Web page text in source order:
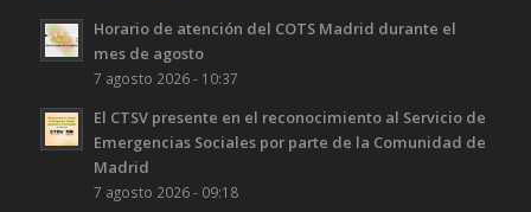
Horario de atención del COTS Madrid durante el
mes de agosto
7 agosto 2026 - 10:37
El CTSV presente en el reconocimiento al Servicio de
Emergencias Sociales por parte de la Comunidad de
Madrid
7 agosto 2026 - 09:18